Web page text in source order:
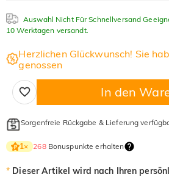
Auswahl Nicht Für Schnellversand
10 Werktagen versandt.
Herzlichen Glückwunsch! Sie
genossen
In den
Sorgenfreie Rückgabe & Lieferung
1× 268Bonuspunkte erhalten
* Dieser Artikel wird nach Ihren